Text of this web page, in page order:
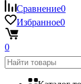
Сравнение0
Избранное0
0